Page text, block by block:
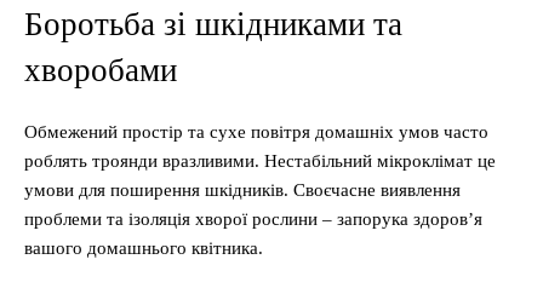
Боротьба зі шкідниками та
хворобами
Обмежений простір та сухе повітря домашніх умов часто
роблять троянди вразливими. Нестабільний мікроклімат це
умови для поширення шкідників. Своєчасне виявлення
проблеми та ізоляція хворої рослини – запорука здоров’я
вашого домашнього квітника.